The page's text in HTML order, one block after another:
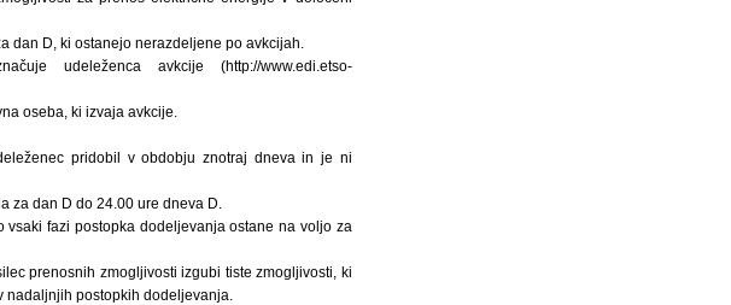
dan D, ki ostanejo nerazdeljene po avkcijah.
udeleženca avkcije (http://www.edi.etso-
oseba, ki izvaja avkcije.
pridobil v obdobju znotraj dneva in je ni
za dan D do 24.00 ure dneva D.
fazi postopka dodeljevanja ostane na voljo za
prenosnih zmogljivosti izgubi tiste zmogljivosti, ki
postopkih dodeljevanja.